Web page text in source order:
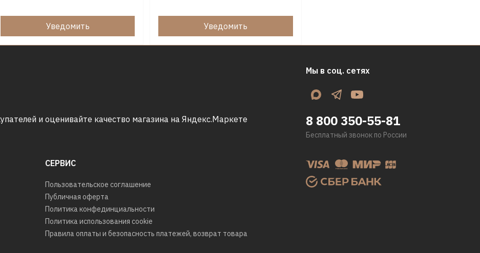
Уведомить Уведомить
СЕРВИС
Пользовательское соглашение
Публичная оферта
Политика конфединциальности
Политика использования cookie
Правила оплаты и безопасность платежей, возврат товара
Мы в соц. сетях
8 800 350-55-81
Бесплатный звонок по России